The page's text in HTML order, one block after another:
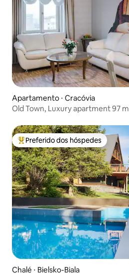
Apartamento ⋅ Cracóvia
Old Town, Luxury apartment 97
Entre os melhores preferidos dos
Preferido dos hóspedes
Chalé ⋅ Bielsko-Biala